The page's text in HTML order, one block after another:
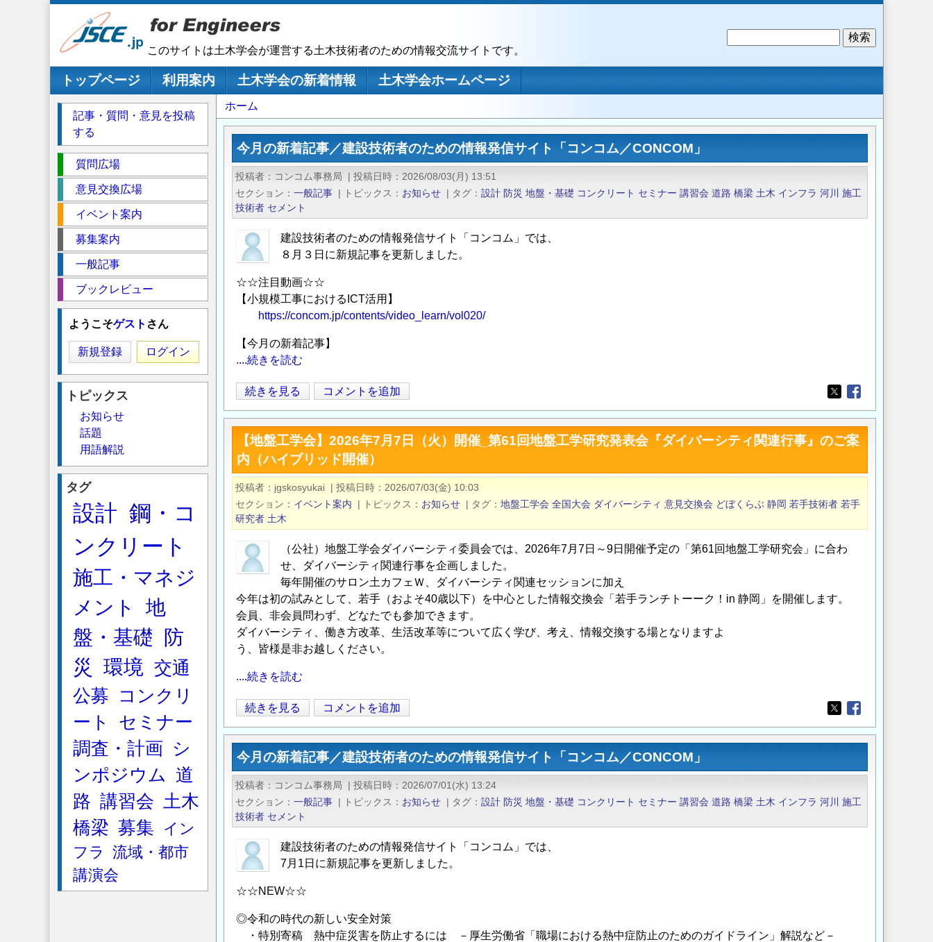
このサイトは土木学会が運営する土木技術者のための情報交流サイトです。
メインナビゲーション
トップページ 利用案内 土木学会の新着情報
土木学会ホームページ
パ
ン
く
ず
ホーム
今月の新着記事／建設技術者のための情報発信サイト「コンコム／CONCOM」
投稿者 コンコム事務局 | 投稿日時
2026/08/03(月) 13:51
セクション
一般記事 | トピックス お知らせ | タグ 設計 防災 地盤・基礎 コンクリート セミナー 講習会 道路 橋梁 土木 インフラ 河川
施工
技術者 セメント
建設技術者のための情報発信サイト「コンコム」では、
８月３日に新規記事を更新しました。
☆☆注目動画☆☆
【小規模工事におけるICT活用】
https://concom.jp/contents/video_learn/vol020/
【今月の新着記事】
....続きを読む
今
月
の
新
着
記
事
／
建
設
技
者
の
た
め
の
報
信
サ
イ
ト
「コ
ン
コ
ム
CONCOM」
の
続きを見る コメントを追加
Opens in a new
Opens in a new
【地盤工学会】2026年7月7日（火）開催_第61回地盤工学研究発表会『ダイバーシティ関連行事』のご案
内（ハイブリッド開催）
投稿者 jgskosyukai | 投稿日時
2026/07/03(金) 10:03
セクション
イベント案内 | トピックス お知らせ | タグ 地盤工学会 全国大会 ダイバーシティ 意見交換会 どぼくらぶ 静岡 若手技術者 若手
研究者 土木
（公社）地盤工学会ダイバーシティ委員会では、2026年7月7日～9日開催予定の「第61回地盤工学研究会」に合わ
せ、ダイバーシティ関連行事を企画しました。
毎年開催のサロン土カフェＷ、ダイバーシティ関連セッションに加え
今年は初の試みとして、若手（およそ40歳以下）を中心とした情報交換会「若手ランチトーーク！in 静岡」を開催します。
会員、非会員問わず、どなたでも参加できます。
ダイバーシティ、働き方改革、生活改革等について広く学び、考え、情報交換する場となりますよ
う、皆様是非お越しください。
....続きを読む
【地
盤
工
学
会】
年
7
月
7
（火）
開
催
続きを見る コメントを追加
Opens in a new
Opens in a new
今月の新着記事／建設技術者のための情報発信サイト「コンコム／CONCOM」
投稿者 コンコム事務局 | 投稿日時
2026/07/01(水) 13:24
セクション
一般記事 | トピックス お知らせ | タグ 設計 防災 地盤・基礎 コンクリート セミナー 講習会 道路 橋梁 土木 インフラ 河川
施工
技術者 セメント
建設技術者のための情報発信サイト「コンコム」では、
7月1日に新規記事を更新しました。
☆☆NEW☆☆
◎令和の時代の新しい安全対策
・特別寄稿 熱中症災害を防止するには －厚生労働省「職場における熱中症防止のためのガイドライン」解説など－
記事・質問・意見を投稿
する
ク
シ
質問広場
意見交換広場
イベント案内
募集案内
一般記事
ブックレビュー
ようこそゲスト さん
新規登録 ログイン
トピックス
お知らせ
話題
用語解説
タグ
設計 鋼・コ
ンクリート
施工・マネジ
メント
地
盤・基礎
防
災
環境 交通
公募
コンクリ
ート
セミナー
調査・計画
シ
ンポジウム 道
路 講習会 土木
橋梁 募集
イン
フラ
流域・都市
講演会